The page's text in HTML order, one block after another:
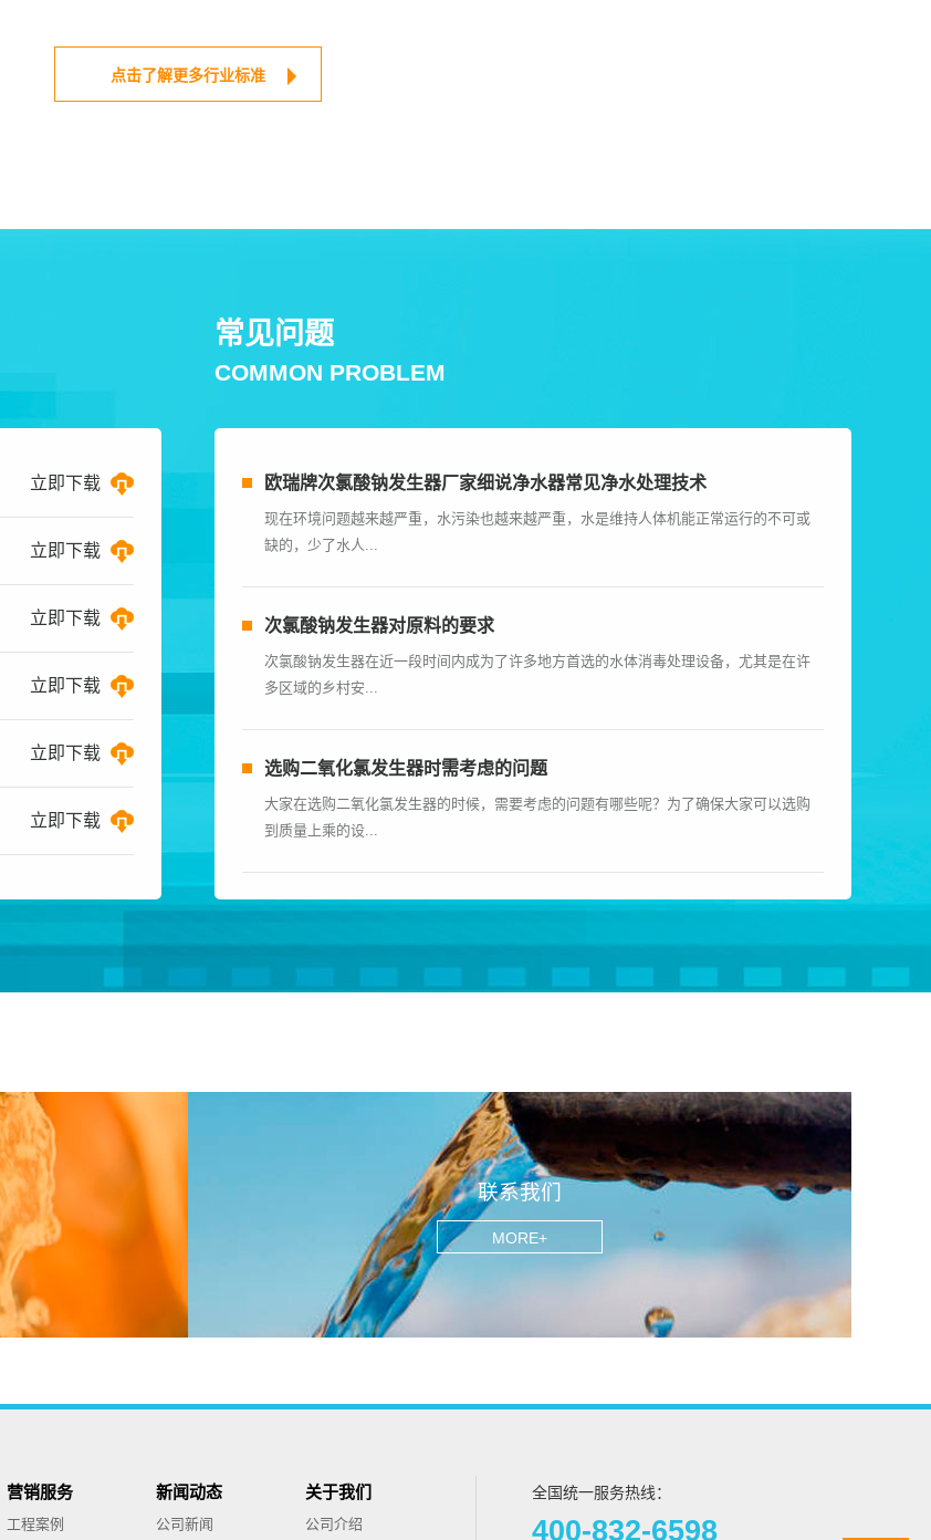
点击了解更多行业标准
立即下载
立即下载
立即下载
立即下载
立即下载
立即下载
常见问题
COMMON PROBLEM
欧瑞牌次氯酸钠发生器厂家细说净水器常见净水处理技术
现在环境问题越来越严重，水污染也越来越严重，水是维持人体机能正常运行的不可或
缺的，少了水人...
次氯酸钠发生器对原料的要求
次氯酸钠发生器在近一段时间内成为了许多地方首选的水体消毒处理设备，尤其是在许
多区域的乡村安...
选购二氧化氯发生器时需考虑的问题
大家在选购二氧化氯发生器的时候，需要考虑的问题有哪些呢？为了确保大家可以选购
到质量上乘的设...
联系我们
MORE+
营销服务
工程案例
新闻动态
公司新闻
关于我们
公司介绍
全国统一服务热线：
400-832-6598